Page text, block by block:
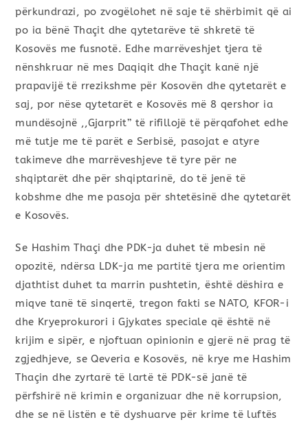
përkundrazi, po zvogëlohet në saje të shërbimit që ai
po ia bënë Thaçit dhe qytetarëve të shkretë të
Kosovës me fusnotë. Edhe marrëveshjet tjera të
nënshkruar në mes Daqiqit dhe Thaçit kanë një
prapavijë të rrezikshme për Kosovën dhe qytetarët e
saj, por nëse qytetarët e Kosovës më 8 qershor ia
mundësojnë ,,Gjarprit’’ të rifillojë të përqafohet edhe
më tutje me të parët e Serbisë, pasojat e atyre
takimeve dhe marrëveshjeve të tyre për ne
shqiptarët dhe për shqiptarinë, do të jenë të
kobshme dhe me pasoja për shtetësinë dhe qytetarët
e Kosovës.
Se Hashim Thaçi dhe PDK-ja duhet të mbesin në
opozitë, ndërsa LDK-ja me partitë tjera me orientim
djathtist duhet ta marrin pushtetin, është dëshira e
miqve tanë të sinqertë, tregon fakti se NATO, KFOR-i
dhe Kryeprokurori i Gjykates speciale që është në
krijim e sipër, e njoftuan opinionin e gjerë në prag të
zgjedhjeve, se Qeveria e Kosovës, në krye me Hashim
Thaçin dhe zyrtarë të lartë të PDK-së janë të
përfshirë në krimin e organizuar dhe në korrupsion,
dhe se në listën e të dyshuarve për krime të luftës